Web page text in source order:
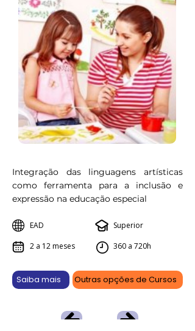
Integração das linguagens artísticas
como ferramenta para a inclusão e
expressão na educação especial
EAD
2 a 12 meses
Superior
360 a 720h
Saiba mais Outras opções de Cursos